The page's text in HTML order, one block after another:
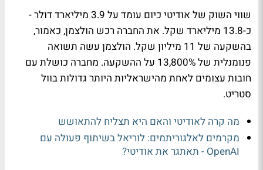
שווי השוק של אודיטי כיום עומד על 3.9 מיליארד דולר -
כ-13.8 מיליארד שקל. את החברה רכש הולצמן, כאמור,
בהשקעה של 11 מיליון שקל. הולצמן עשה תשואה
פנומנלית של 13,800% על ההשקעה. מחברה כושלת עם
חובות עצומים לאחת מהישראליות היותר גדולות בוול
סטריט.
מה קרה לאודיטי והאם היא תצליח להתאושש
מקרמים לאלגוריתמים: לוריאל בשיתוף פעולה עם
OpenAI - תאתגר את אודיטי?